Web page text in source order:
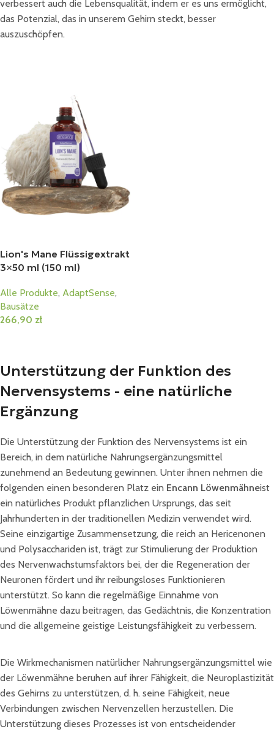
verbessert auch die Lebensqualität, indem er es uns ermöglicht,
das Potenzial, das in unserem Gehirn steckt, besser
auszuschöpfen.
Lion's Mane Flüssigextrakt
3×50 ml (150 ml)
Alle Produkte, AdaptSense,
Bausätze
266,90 zł
Unterstützung der Funktion des
Nervensystems - eine natürliche
Ergänzung
Die Unterstützung der Funktion des Nervensystems ist ein
Bereich, in dem natürliche Nahrungsergänzungsmittel
zunehmend an Bedeutung gewinnen. Unter ihnen nehmen die
folgenden einen besonderen Platz ein Encann Löwenmähneist
ein natürliches Produkt pflanzlichen Ursprungs, das seit
Jahrhunderten in der traditionellen Medizin verwendet wird.
Seine einzigartige Zusammensetzung, die reich an Hericenonen
und Polysacchariden ist, trägt zur Stimulierung der Produktion
des Nervenwachstumsfaktors bei, der die Regeneration der
Neuronen fördert und ihr reibungsloses Funktionieren
unterstützt. So kann die regelmäßige Einnahme von
Löwenmähne dazu beitragen, das Gedächtnis, die Konzentration
und die allgemeine geistige Leistungsfähigkeit zu verbessern.
Die Wirkmechanismen natürlicher Nahrungsergänzungsmittel wie
der Löwenmähne beruhen auf ihrer Fähigkeit, die Neuroplastizität
des Gehirns zu unterstützen, d. h. seine Fähigkeit, neue
Verbindungen zwischen Nervenzellen herzustellen. Die
Unterstützung dieses Prozesses ist von entscheidender